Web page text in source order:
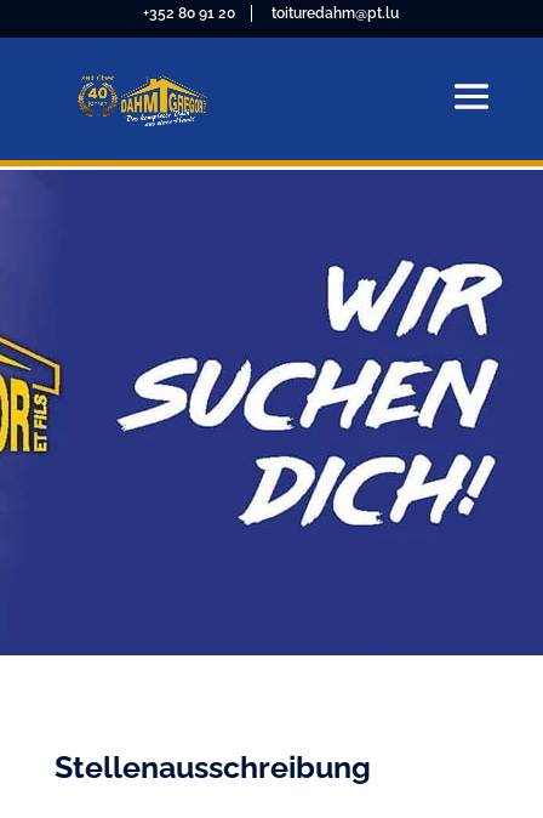
+352 80 91 20 toituredahm@pt.lu
Stellenausschreibung